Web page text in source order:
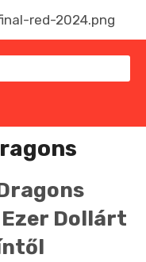
Dollárt